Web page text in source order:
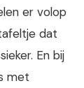
er volop
dat
En bij
met